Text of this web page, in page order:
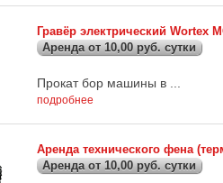
Гравёр электрический Wortex
Аренда от 10,00 руб. сутки
Прокат бор машины в ...
подробнее
Аренда технического фена
Аренда от 10,00 руб. сутки